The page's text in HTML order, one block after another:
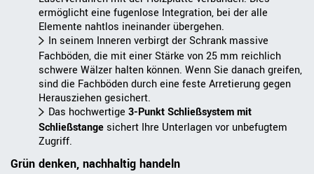
ermöglicht eine fugenlose Integration, bei der alle
Elemente nahtlos ineinander übergehen.
In seinem Inneren verbirgt der Schrank massive
Fachböden, die mit einer Stärke von 25 mm reichlich
schwere Wälzer halten können. Wenn Sie danach greifen,
sind die Fachböden durch eine feste Arretierung gegen
Herausziehen gesichert.
Das hochwertige 3-Punkt Schließsystem mit
Schließstange sichert Ihre Unterlagen vor unbefugtem
Zugriff.
Grün denken, nachhaltig handeln